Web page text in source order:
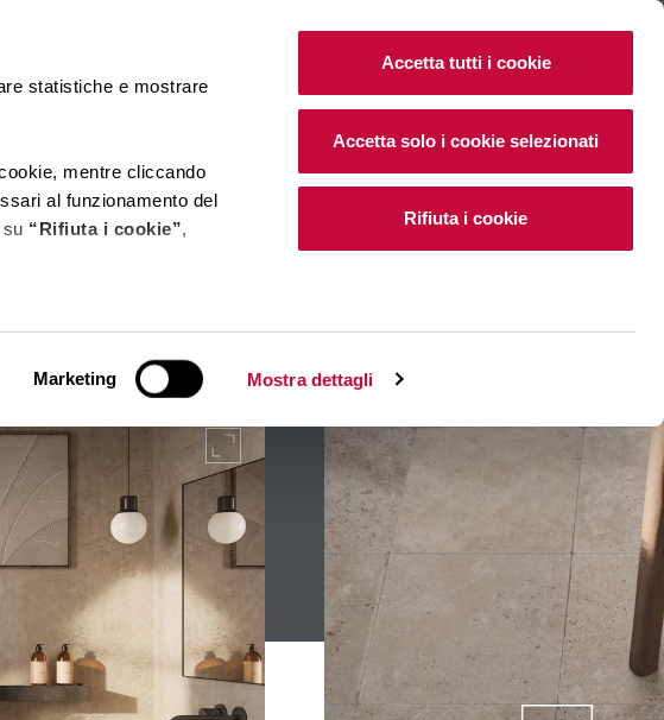
statistiche e mostrare
mentre cliccando
al funzionamento del
“Rifiuta i cookie”,
Marketing Mostra dettagli
Accetta tutti i cookie
Accetta solo i cookie selezionati
Rifiuta i cookie